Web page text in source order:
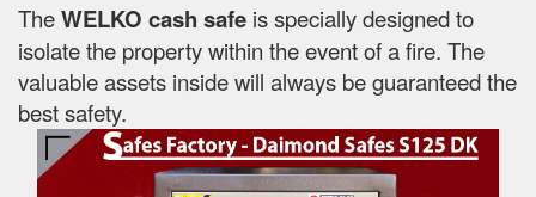
TheWELKO cash safe is specially designed to
isolate the property within the event of a fire. The
valuable assets inside will always be guaranteed the
best safety.